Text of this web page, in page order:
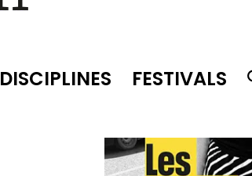
DISCIPLINES FESTIVALS